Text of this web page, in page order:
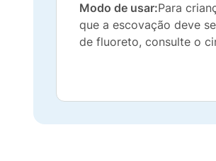
Modo de usar:Para
que a escovação deve
de fluoreto, consulte o